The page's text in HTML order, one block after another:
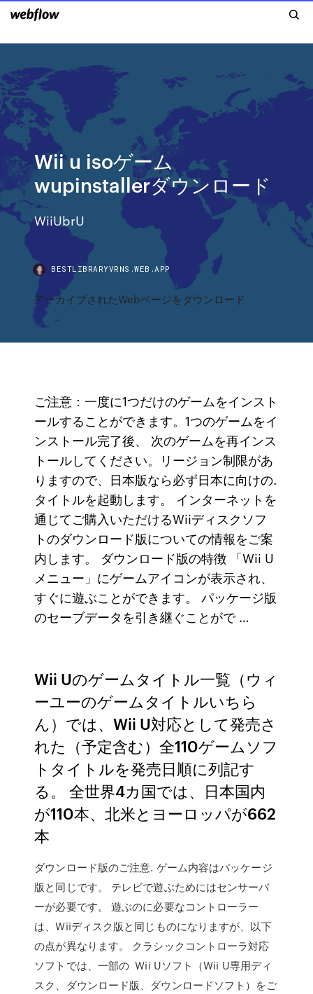
Wii u isoゲーム
wupinstallerダウンロード
WiiUbrU
BESTLIBRARYVRNS.WEB.APP
アーカイブされたWebページをダウンロード
ご注意：一度に1つだけのゲームをインスト
ールすることができます。1つのゲームをイ
ンストール完了後、 次のゲームを再インス
トールしてください。リージョン制限があ
りますので、日本版なら必ず日本に向けの.
タイトルを起動します。 インターネットを
通じてご購入いただけるWiiディスクソフ
トのダウンロード版についての情報をご案
内します。 ダウンロード版の特徴 「Wii U
メニュー」にゲームアイコンが表示され、
すぐに遊ぶことができます。 パッケージ版
のセーブデータを引き継ぐことがで …
Wii Uのゲームタイトル一覧（ウィ
ーユーのゲームタイトルいちら
ん）では、Wii U対応として発売さ
れた（予定含む）全110ゲームソフ
トタイトルを発売日順に列記す
る。 全世界4カ国では、日本国内
が110本、北米とヨーロッパが662
本
ダウンロード版のご注意. ゲーム内容はパッケージ
版と同じです。 テレビで遊ぶためにはセンサーバ
ーが必要です。 遊ぶのに必要なコントローラー
は、Wiiディスク版と同じものになりますが、以下
の点が異なります。 クラシックコントローラ対応
ソフトでは、一部の Wii Uソフト（Wii U専用ディ
スク、ダウンロード版、ダウンロードソフト）をご